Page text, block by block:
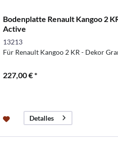
Bodenplatte Renault Kangoo 2
Active
13213
Für Renault Kangoo 2 KR - Dekor
227,00 € *
Detalles